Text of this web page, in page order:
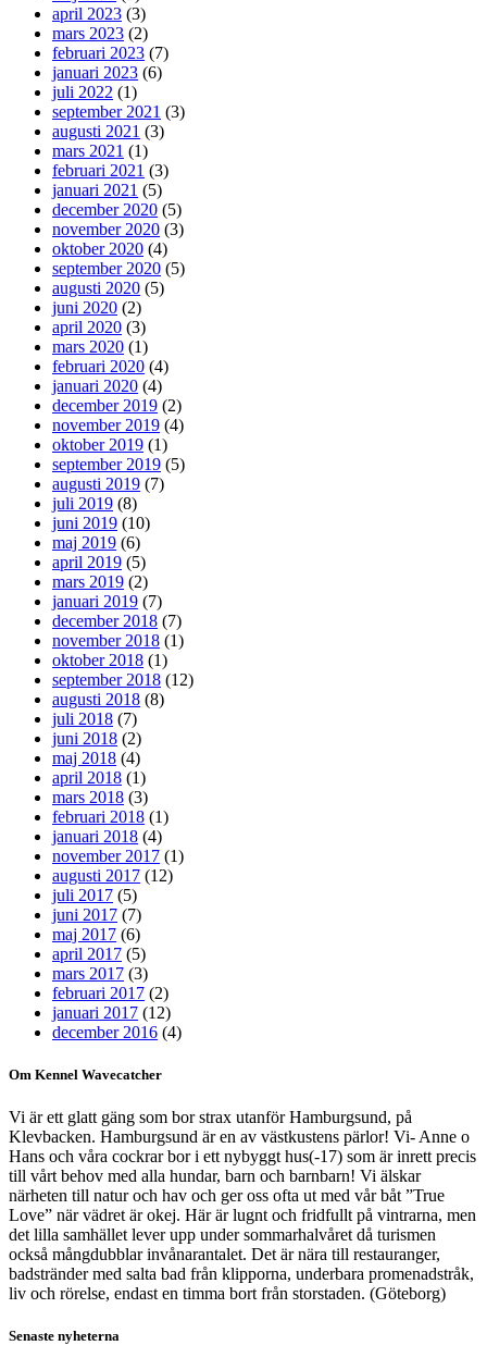
april 2023 (3)
mars 2023 (2)
februari 2023 (7)
januari 2023 (6)
juli 2022 (1)
september 2021 (3)
augusti 2021 (3)
mars 2021 (1)
februari 2021 (3)
januari 2021 (5)
december 2020 (5)
november 2020 (3)
oktober 2020 (4)
september 2020 (5)
augusti 2020 (5)
juni 2020 (2)
april 2020 (3)
mars 2020 (1)
februari 2020 (4)
januari 2020 (4)
december 2019 (2)
november 2019 (4)
oktober 2019 (1)
september 2019 (5)
augusti 2019 (7)
juli 2019 (8)
juni 2019 (10)
maj 2019 (6)
april 2019 (5)
mars 2019 (2)
januari 2019 (7)
december 2018 (7)
november 2018 (1)
oktober 2018 (1)
september 2018 (12)
augusti 2018 (8)
juli 2018 (7)
juni 2018 (2)
maj 2018 (4)
april 2018 (1)
mars 2018 (3)
februari 2018 (1)
januari 2018 (4)
november 2017 (1)
augusti 2017 (12)
juli 2017 (5)
juni 2017 (7)
maj 2017 (6)
april 2017 (5)
mars 2017 (3)
februari 2017 (2)
januari 2017 (12)
december 2016 (4)
Om Kennel Wavecatcher
Vi är ett glatt gäng som bor strax utanför Hamburgsund, på
Klevbacken. Hamburgsund är en av västkustens pärlor! Vi- Anne o
Hans och våra cockrar bor i ett nybyggt hus(-17) som är inrett precis
till vårt behov med alla hundar, barn och barnbarn! Vi älskar
närheten till natur och hav och ger oss ofta ut med vår båt ”True
Love” när vädret är okej. Här är lugnt och fridfullt på vintrarna, men
det lilla samhället lever upp under sommarhalvåret då turismen
också mångdubblar invånarantalet. Det är nära till restauranger,
badstränder med salta bad från klipporna, underbara promenadstråk,
liv och rörelse, endast en timma bort från storstaden. (Göteborg)
Senaste nyheterna